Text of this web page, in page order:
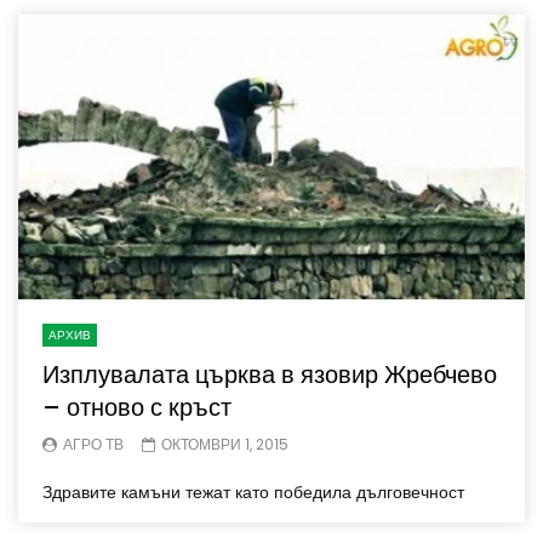
АРХИВ
Изплувалата църква в язовир Жребчево
– отново с кръст
АГРО ТВ ОКТОМВРИ 1, 2015
Здравите камъни тежат като победила дълговечност